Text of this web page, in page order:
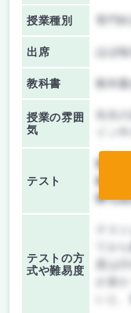
授業種別
出席 ほぼ
教科書 教科
授業の雰囲
気
先生
テスト
前期/
後期/
持ち
テストの方
式や難易度
てか